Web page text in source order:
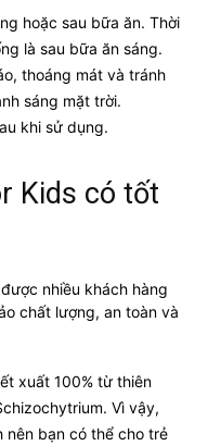
hoặc sau bữa ăn. Thời
là sau bữa ăn sáng.
thoáng mát và tránh
sáng mặt trời.
khi sử dụng.
Kids có tốt
nhiều khách hàng
chất lượng, an toàn và
xuất 100% từ thiên
. Vì vậy,
nên bạn có thể cho trẻ